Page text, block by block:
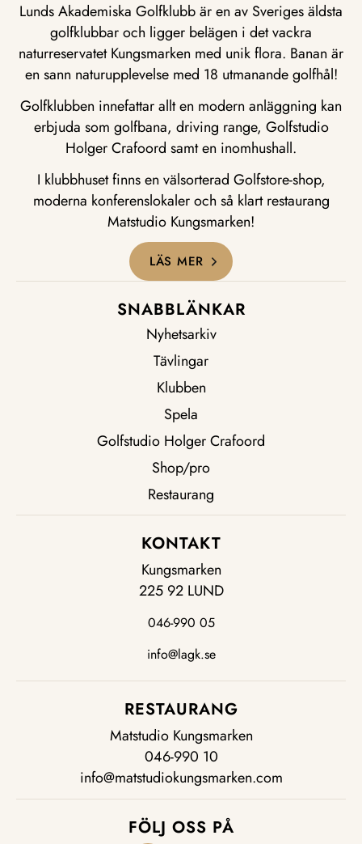
Lunds Akademiska Golfklubb är en av Sveriges äldsta
golfklubbar och ligger belägen i det vackra
naturreservatet Kungsmarken med unik flora. Banan är
en sann naturupplevelse med 18 utmanande golfhål!
Golfklubben innefattar allt en modern anläggning kan
erbjuda som golfbana, driving range, Golfstudio
Holger Crafoord samt en inomhushall.
I klubbhuset finns en välsorterad Golfstore-shop,
moderna konferenslokaler och så klart restaurang
Matstudio Kungsmarken!
LÄS MER
SNABBLÄNKAR
Nyhetsarkiv
Tävlingar
Klubben
Spela
Golfstudio Holger Crafoord
Shop/pro
Restaurang
KONTAKT
Kungsmarken
225 92 LUND
046-990 05
info@lagk.se
RESTAURANG
Matstudio Kungsmarken
046-990 10
info@matstudiokungsmarken.com
FÖLJ OSS PÅ